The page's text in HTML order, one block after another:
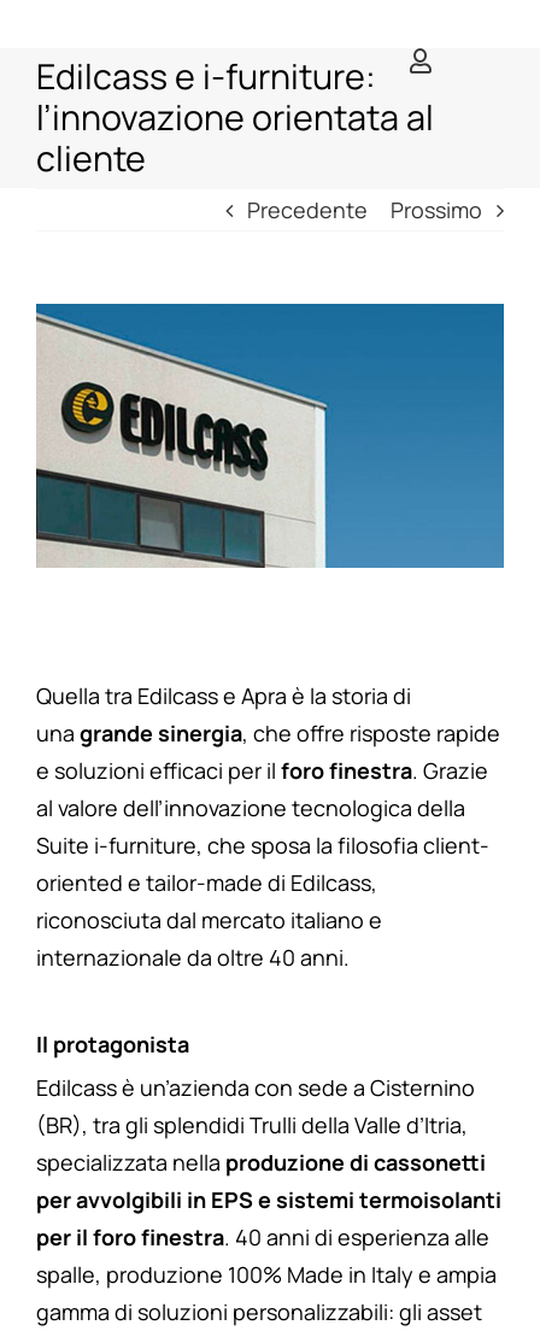
contenuto
Edilcass e i-furniture:
l’innovazione orientata al
cliente
Precedente Prossimo
View
Image
Quella tra Edilcass e Apra è la storia di
una grande sinergia, che offre risposte rapide
e soluzioni efficaci per il foro finestra. Grazie
al valore dell’innovazione tecnologica della
Suite i-furniture, che sposa la filosofia client-
oriented e tailor-made di Edilcass,
riconosciuta dal mercato italiano e
internazionale da oltre 40 anni.
Il protagonista
Edilcass è un’azienda con sede a Cisternino
(BR), tra gli splendidi Trulli della Valle d’Itria,
specializzata nella produzione di cassonetti
per avvolgibili in EPS e sistemi termoisolanti
per il foro finestra. 40 anni di esperienza alle
spalle, produzione 100% Made in Italy e ampia
gamma di soluzioni personalizzabili: gli asset